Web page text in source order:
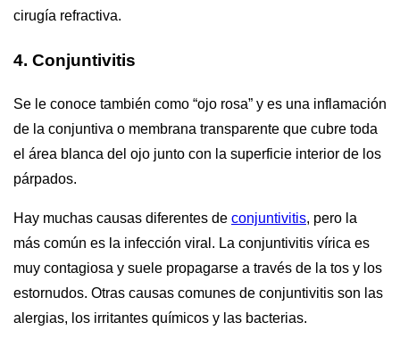
cirugía refractiva.
4. Conjuntivitis
Se le conoce también como “ojo rosa” y es una inflamación
de la conjuntiva o membrana transparente que cubre toda
el área blanca del ojo junto con la superficie interior de los
párpados.
Hay muchas causas diferentes de conjuntivitis, pero la
más común es la infección viral. La conjuntivitis vírica es
muy contagiosa y suele propagarse a través de la tos y los
estornudos. Otras causas comunes de conjuntivitis son las
alergias, los irritantes químicos y las bacterias.